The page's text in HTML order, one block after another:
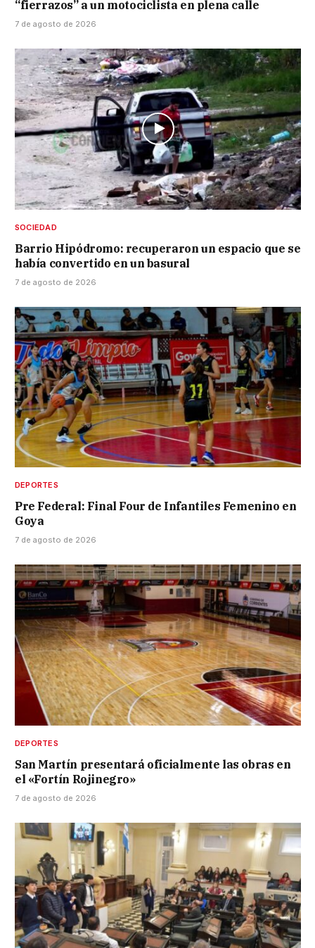
“fierrazos” a un motociclista en plena calle
7 de agosto de 2026
SOCIEDAD
Barrio Hipódromo: recuperaron un espacio que se
había convertido en un basural
7 de agosto de 2026
DEPORTES
Pre Federal: Final Four de Infantiles Femenino en
Goya
7 de agosto de 2026
DEPORTES
San Martín presentará oficialmente las obras en
el «Fortín Rojinegro»
7 de agosto de 2026